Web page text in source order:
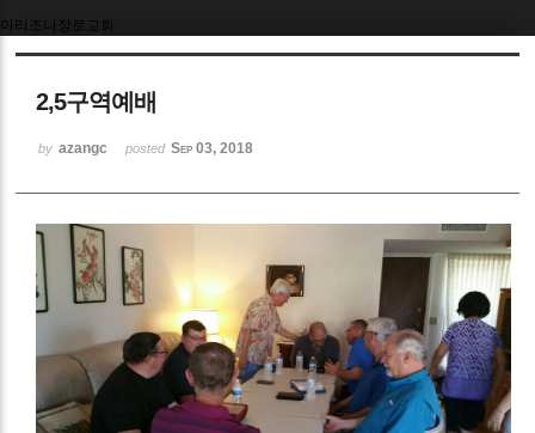
아리조나장로교회
2,5구역예배
by azangc posted Sep 03, 2018